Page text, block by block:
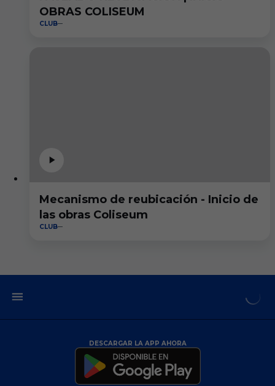
OBRAS COLISEUM
CLUB
Mecanismo de reubicación - Inicio de
las obras Coliseum
CLUB
DESCARGAR LA APP AHORA